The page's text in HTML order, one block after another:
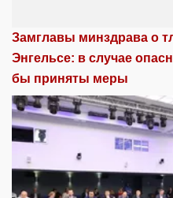
Замглавы минздрава о
Энгельсе: в случае
бы приняты меры